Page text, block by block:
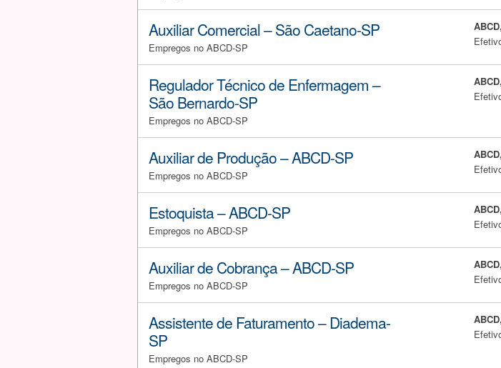
Auxiliar Comercial – São Caetano-SP
Empregos no ABCD-SP
Regulador Técnico de Enfermagem –
São Bernardo-SP
Empregos no ABCD-SP
Auxiliar de Produção – ABCD-SP
Empregos no ABCD-SP
Estoquista – ABCD-SP
Empregos no ABCD-SP
Auxiliar de Cobrança – ABCD-SP
Empregos no ABCD-SP
Assistente de Faturamento – Diadema-
SP
Empregos no ABCD-SP